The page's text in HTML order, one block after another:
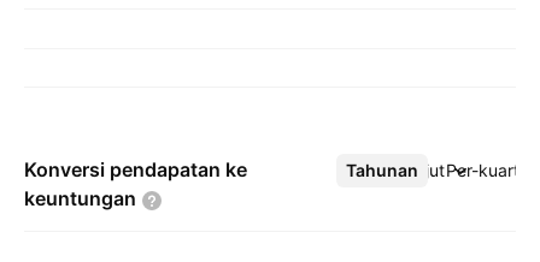
Konversi pendapatan ke
keuntungan
Tahunan Per-kuartal
Lebih lanjut